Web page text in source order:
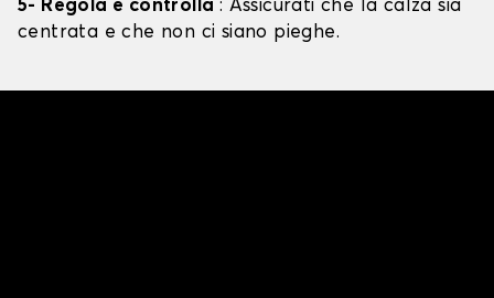
5- Regola e controlla : Assicurati che la calza sia
centrata e che non ci siano pieghe.